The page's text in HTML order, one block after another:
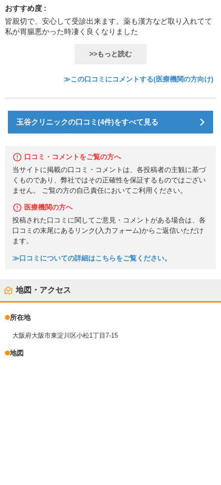
おすすめ度 :
皆親切で、安心して受診出来ます。薬も漢方など取り入れてて
私が胃腸悪かった時凄く良くなりました
>>もっと読む
≫この口コミにコメントする(医療機関の方向け)
玉谷クリニックの口コミ(4件)をすべて見る
口コミ・コメントをご覧の方へ
当サイトに掲載の口コミ・コメントは、各投稿者の主観に基づ
くものであり、弊社ではその正確性を保証するものではござい
ません。 ご覧の方の自己責任においてご利用ください。
医療機関の方へ
投稿された口コミに関してご意見・コメントがある場合は、各
口コミの末尾にあるリンク(入力フォーム)からご返信いただけ
ます。
≫口コミについての詳細はこちらをご覧ください。
地図・アクセス
所在地
大阪府大阪市東淀川区小松1丁目7-15
地図